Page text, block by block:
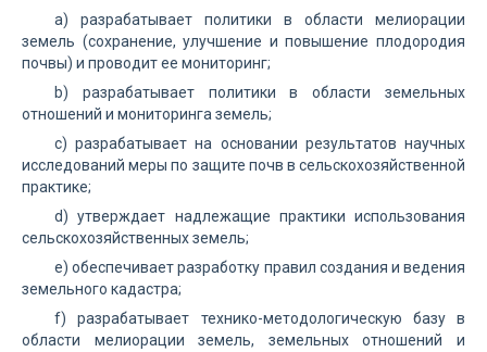
а) разрабатывает политики в области мелиорации
земель (сохранение, улучшение и повышение плодородия
почвы) и проводит ее мониторинг;
b) разрабатывает политики в области земельных
отношений и мониторинга земель;
с) разрабатывает на основании результатов научных
исследований меры по защите почв в сельскохозяйственной
практике;
d) утверждает надлежащие практики использования
сельскохозяйственных земель;
е) обеспечивает разработку правил создания и ведения
земельного кадастра;
f) разрабатывает технико-методологическую базу в
области мелиорации земель, земельных отношений и